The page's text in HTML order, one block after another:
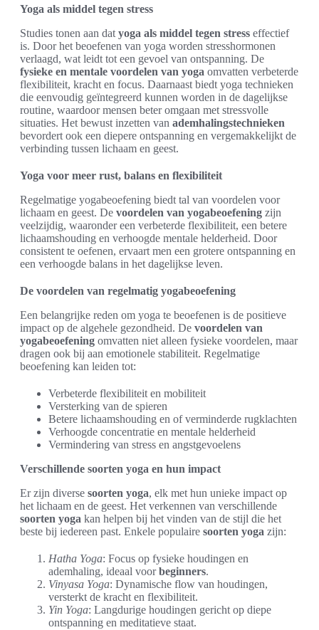
Yoga als middel tegen stress
Studies tonen aan dat yoga als middel tegen stress effectief
is. Door het beoefenen van yoga worden stresshormonen
verlaagd, wat leidt tot een gevoel van ontspanning. De
fysieke en mentale voordelen van yoga omvatten verbeterde
flexibiliteit, kracht en focus. Daarnaast biedt yoga technieken
die eenvoudig geïntegreerd kunnen worden in de dagelijkse
routine, waardoor mensen beter omgaan met stressvolle
situaties. Het bewust inzetten van ademhalingstechnieken
bevordert ook een diepere ontspanning en vergemakkelijkt de
verbinding tussen lichaam en geest.
Yoga voor meer rust, balans en flexibiliteit
Regelmatige yogabeoefening biedt tal van voordelen voor
lichaam en geest. De voordelen van yogabeoefening zijn
veelzijdig, waaronder een verbeterde flexibiliteit, een betere
lichaamshouding en verhoogde mentale helderheid. Door
consistent te oefenen, ervaart men een grotere ontspanning en
een verhoogde balans in het dagelijkse leven.
De voordelen van regelmatig yogabeoefening
Een belangrijke reden om yoga te beoefenen is de positieve
impact op de algehele gezondheid. De voordelen van
yogabeoefening omvatten niet alleen fysieke voordelen, maar
dragen ook bij aan emotionele stabiliteit. Regelmatige
beoefening kan leiden tot:
Verbeterde flexibiliteit en mobiliteit
Versterking van de spieren
Betere lichaamshouding en of verminderde rugklachten
Verhoogde concentratie en mentale helderheid
Vermindering van stress en angstgevoelens
Verschillende soorten yoga en hun impact
Er zijn diverse soorten yoga, elk met hun unieke impact op
het lichaam en de geest. Het verkennen van verschillende
soorten yoga kan helpen bij het vinden van de stijl die het
beste bij iedereen past. Enkele populaire soorten yoga zijn:
Hatha Yoga: Focus op fysieke houdingen en
ademhaling, ideaal voorbeginners.
Vinyasa Yoga: Dynamische flow van houdingen,
versterkt de kracht en flexibiliteit.
Yin Yoga: Langdurige houdingen gericht op diepe
ontspanning en meditatieve staat.